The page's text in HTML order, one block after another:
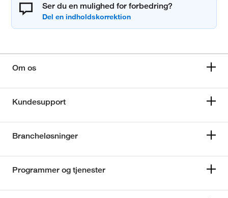
Ser du en mulighed for forbedring?
Om os
Kundesupport
Brancheløsninger
Programmer og tjenester